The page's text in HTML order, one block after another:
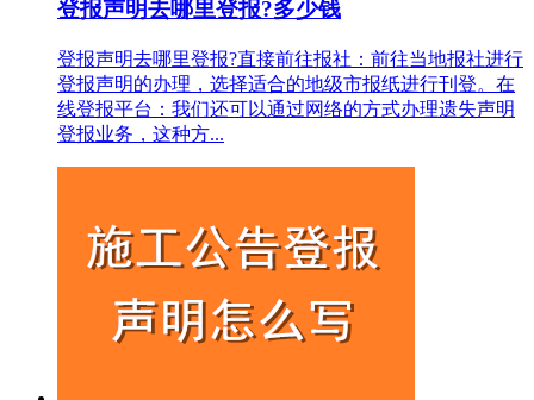
登报声明去哪里登报?多少钱
登报声明去哪里登报?直接前往报社‌：‌前往当地报社进行
登报声明的办理，‌选择适合的地级市报纸进行刊登。‌‌在
线登报平台‌：‌我们还可以通过网络的方式办理遗失声明
登报业务，这种方...